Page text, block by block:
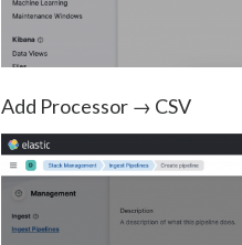
Add Processor → CSV